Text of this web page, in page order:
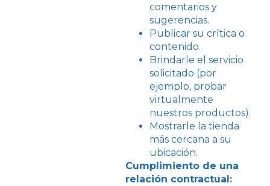
comentarios y
sugerencias.
Publicar su crítica o
contenido.
Brindarle el servicio
solicitado (por
ejemplo, probar
virtualmente
nuestros productos).
Mostrarle la tienda
más cercana a su
ubicación.
Cumplimiento de una
relación contractual: